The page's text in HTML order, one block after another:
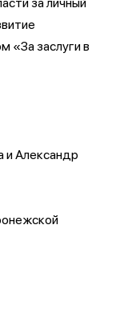
«За заслуги в
Александр